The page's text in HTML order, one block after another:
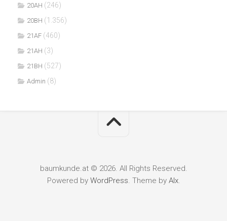
20AH (246)
20BH (1.356)
21AF (460)
21AH (3)
21BH (527)
Admin (8)
baumkunde.at © 2026. All Rights Reserved.
Powered by WordPress. Theme by Alx.